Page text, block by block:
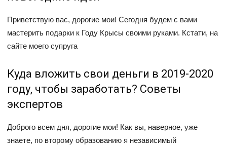
Приветствую вас, дорогие мои! Сегодня будем с вами
мастерить подарки к Году Крысы своими руками. Кстати, на
сайте моего супруга
Куда вложить свои деньги в 2019-2020
году, чтобы заработать? Советы
экспертов
Доброго всем дня, дорогие мои! Как вы, наверное, уже
знаете, по второму образованию я независимый